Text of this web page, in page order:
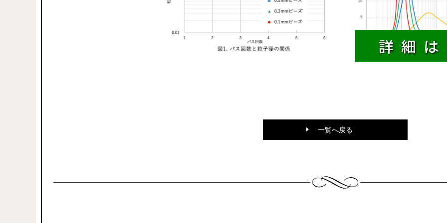
詳細
一覧へ戻る